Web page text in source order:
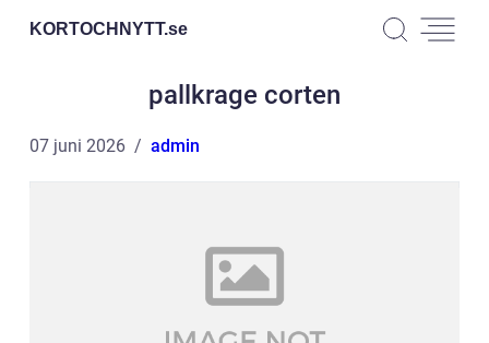
KORTOCHNYTT.se
pallkrage corten
07 juni 2026 admin